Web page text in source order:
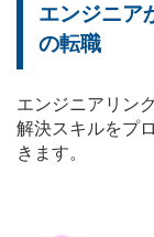
エンジニア
の転職
エンジニアリン
解決スキルをプ
きます。